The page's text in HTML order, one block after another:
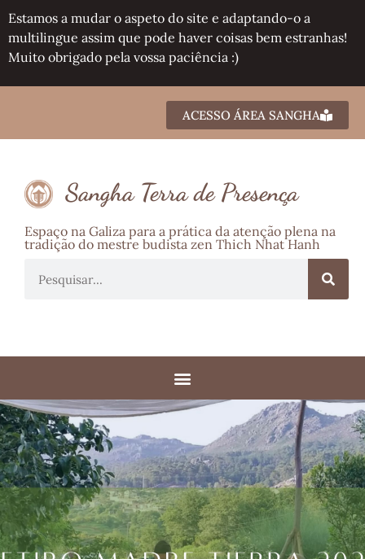
Estamos a mudar o aspeto do site e adaptando-o a
multilingue assim que pode haver coisas bem estranhas!
Muito obrigado pela vossa paciência :)
ACESSO ÁREA SANGHA
Sangha Terra de Presença
Espaço na Galiza para a prática da atenção plena na
tradição do mestre budista zen Thich Nhat Hanh